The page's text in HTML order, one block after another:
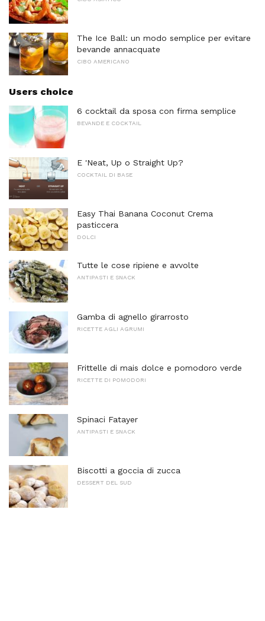
The Ice Ball: un modo semplice per evitare
bevande annacquate
CIBO AMERICANO
Users choice
6 cocktail da sposa con firma semplice
BEVANDE E COCKTAIL
E 'Neat, Up o Straight Up?
COCKTAIL DI BASE
Easy Thai Banana Coconut Crema
pasticcera
DOLCI
Tutte le cose ripiene e avvolte
ANTIPASTI E SNACK
Gamba di agnello girarrosto
RICETTE AGLI AGRUMI
Frittelle di mais dolce e pomodoro verde
RICETTE DI POMODORI
Spinaci Fatayer
ANTIPASTI E SNACK
Biscotti a goccia di zucca
DESSERT DEL SUD